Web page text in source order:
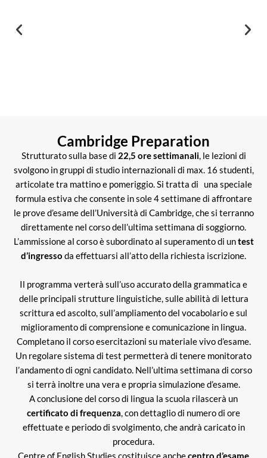
Cambridge Preparation
Strutturato sulla base di 22,5 oresettimanali, le lezioni di
svolgono in gruppi di studio internazionali di max. 16 studenti,
articolate tra mattino e pomeriggio. Si tratta di una speciale
formula estiva che consente in sole 4 settimane di affrontare
le prove d’esame dell’Università di Cambridge, che si terranno
direttamente nel corso dell’ultima settimana di soggiorno.
L’ammissione al corso è subordinato al superamento di untest
d’ingresso da effettuarsi all’atto della richiesta iscrizione.
Il programma verterà sull’uso accurato della grammatica e
delle principali strutture linguistiche, sulle abilità di lettura
scrittura ed ascolto, sull’ampliamento del vocabolario e sul
miglioramento di comprensione e comunicazione in lingua.
Completano il corso esercitazioni su materiale vivo d’esame.
Un regolare sistema di test permetterà di tenere monitorato
l’andamento di ogni candidato. Nell’ultima settimana di corso
si terrà inoltre una vera e propria simulazione d’esame.
A conclusione del corso di lingua la scuola rilascerà un
certificato di frequenza, con dettaglio di numero di ore
effettuate e periodo di svolgimento, che andrà caricato in
procedura.
Centre of English Studies costituisce anchecentro d’esame